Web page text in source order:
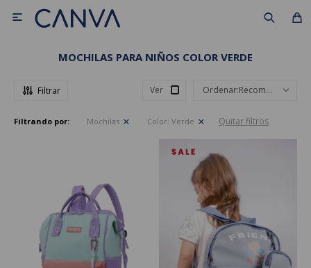

MOCHILAS PARA NIÑOS COLOR VERDE
Ver Recomendados
Filtrando por: Mochilas Color: Verde Quitar filtros